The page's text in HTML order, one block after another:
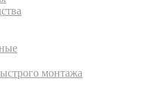
монтажа